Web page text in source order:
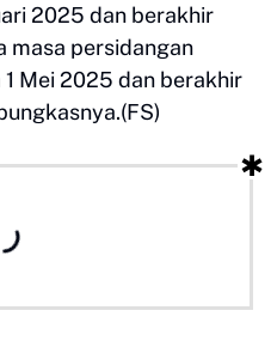
2025 dan berakhir
masa persidangan
Mei 2025 dan berakhir